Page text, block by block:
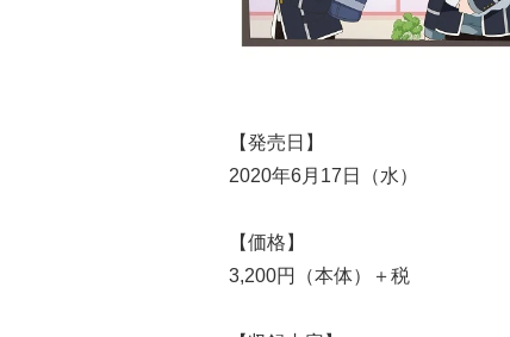
【発売日】
2020年6月17日（水）
【価格】
3,200円（本体）＋税